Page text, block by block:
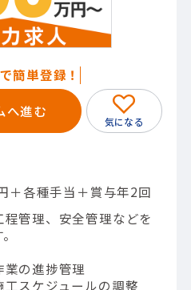
簡単登録！
へ進む
＋各種手当＋賞与年2回
管理、安全管理などを
業の進捗管理
工スケジュールの調整